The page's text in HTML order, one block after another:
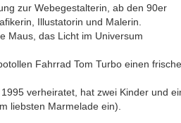
zur Webegestalterin, ab den 90er
Illustatorin und Malerin.
Maus, das Licht im Universum
Fahrrad Tom Turbo einen
verheiratet, hat zwei Kinder und
liebsten Marmelade ein).